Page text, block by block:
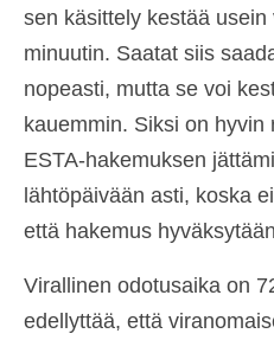
Deutsch( Saksa)
Ελληνικά( Kreikka
עברית ( Heprea
Magyar(Unkari)
Italiano(Italia)
日本語(Japani)
sen käsittely kestää usein
minuutin. Saatat siis
nopeasti, mutta se voi
kauemmin. Siksi on hyvin
ESTA-hakemuksen
lähtöpäivään asti, koska
että hakemus
Virallinen odotusaika on
edellyttää, että